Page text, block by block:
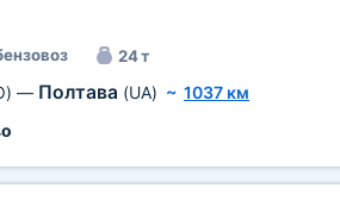
24 т
— Полтава (UA) ~ 1037 км